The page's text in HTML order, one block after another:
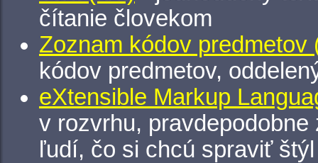
čítanie človekom
Zoznam kódov predmetov
kódov predmetov,
eXtensible Markup
v rozvrhu,
ľudí, čo si chcú spraviť